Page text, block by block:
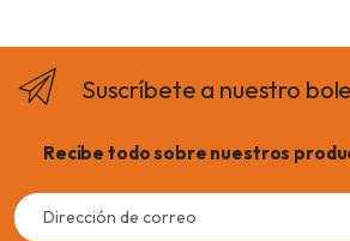
Suscríbete a nuestro
Recibe todo sobre nuestros
Email
address